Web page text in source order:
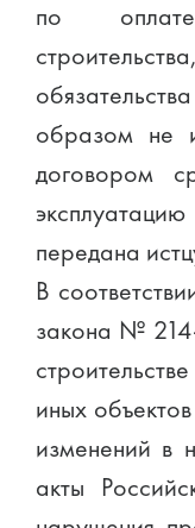
по
образом не
договором
передана
В
закона №
иных
изменений в
акты